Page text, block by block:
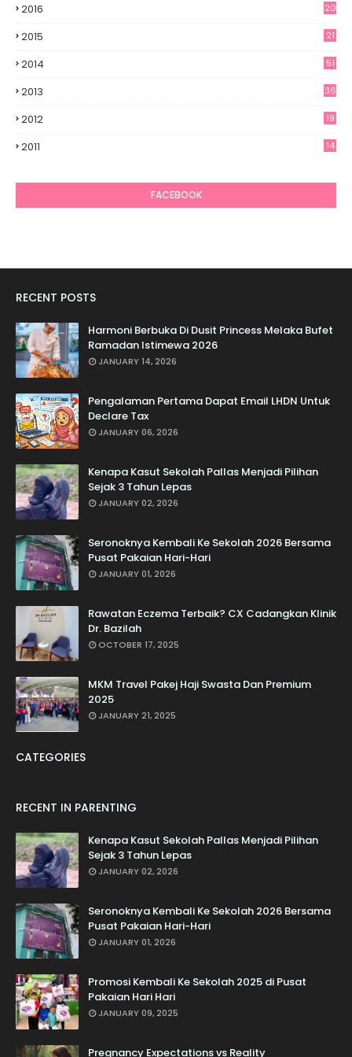
2016 20
2015 21
2014 51
2013 36
2012
19
2011
14
FACEBOOK
RECENT POSTS
Harmoni Berbuka Di Dusit Princess Melaka Bufet
Ramadan Istimewa 2026
JANUARY 14, 2026
Pengalaman Pertama Dapat Email LHDN Untuk
Declare Tax
JANUARY 06, 2026
Kenapa Kasut Sekolah Pallas Menjadi Pilihan
Sejak 3 Tahun Lepas
JANUARY 02, 2026
Seronoknya Kembali Ke Sekolah 2026 Bersama
Pusat Pakaian Hari-Hari
JANUARY 01, 2026
Rawatan Eczema Terbaik? CX Cadangkan Klinik
Dr. Bazilah
OCTOBER 17, 2025
MKM Travel Pakej Haji Swasta Dan Premium
2025
JANUARY 21, 2025
CATEGORIES
RECENT IN PARENTING
Kenapa Kasut Sekolah Pallas Menjadi Pilihan
Sejak 3 Tahun Lepas
JANUARY 02, 2026
Seronoknya Kembali Ke Sekolah 2026 Bersama
Pusat Pakaian Hari-Hari
JANUARY 01, 2026
Promosi Kembali Ke Sekolah 2025 di Pusat
Pakaian Hari Hari
JANUARY 09, 2025
Pregnancy Expectations vs Reality